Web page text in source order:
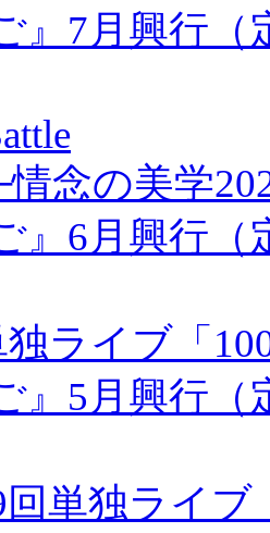
』7月興行
念の美学
』6月興行
ライブ「
』5月興行
単独ライブ